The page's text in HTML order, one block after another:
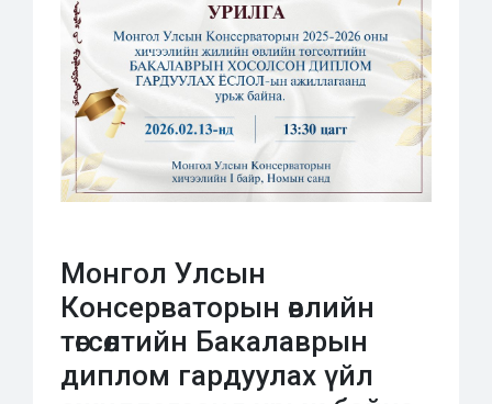
Монгол Улсын
Консерваторын өвлийн
төгсөлтийн Бакалаврын
диплом гардуулах үйл